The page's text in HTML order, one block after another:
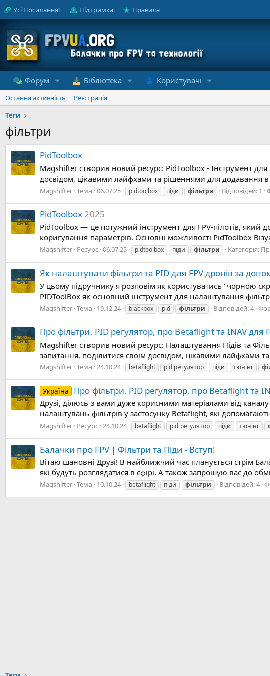
Усі Посилання! Підтримка Правила
Форум Бібліотека Користувачі
Остання активність
Реєстрація
Теги
фільтри
PidToolbox
Magshifter створив новий ресурс: PidToolbox - Інструмент
досвідом, цікавими лайфхами та рішеннями для додавання в
Magshifter Тема 06.07.25 pidtoolbox піди фільтри Відповідей: 1
PidToolbox 2025
PidToolbox — це потужний інструмент для FPV-пілотів, який
коригування параметрів. Основні можливості PidToolbox
Magshifter Ресурс 06.07.25 pidtoolbox піди фільтри Категорія:
Як налаштувати фільтри та PID для FPV дронів за
У цьому підручнику я розповім як користуватись "чорною
PIDToolBox як основний інструмент для налаштування
Magshifter Тема 19.12.24 blackbox pid фільтри Відповідей: 4
Про фільтри, PID регулятор, про Betaflight та INAV для
Magshifter створив новий ресурс: Налаштування Підів та
запитання, поділитися своїм досвідом, цікавими лайфхами
Magshifter Тема 24.10.24 betaflight pid регулятор піди тюнінг
Україна Про фільтри, PID регулятор, про Betaflight та
Друзі, ділюсь з вами дуже корисними матеріалами від
налаштувань фільтрів у застосунку Betaflight, які
Magshifter Ресурс 24.10.24 betaflight pid регулятор піди тюнінг
Балачки про FPV | Фільтри та Піди - Вступ!
Вітаю шановні Друзі! В найближчий час планується стрім
які будуть розглядатися в єфірі. А також запрошую вас до
Magshifter Тема 10.10.24 betaflight піди фільтри Відповідей: 4